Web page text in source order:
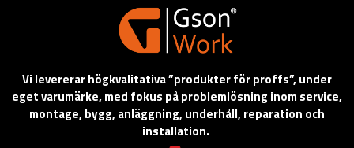
Vi levererar högkvalitativa ”produkter för proffs”, under
eget varumärke, med fokus på problemlösning inom service,
montage, bygg, anläggning, underhåll, reparation och
installation.